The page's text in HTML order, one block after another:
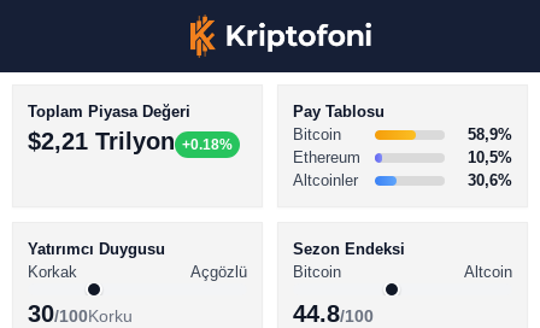
BİTCOİN HABERLERİ
ALTCOİN HABERLERİ
Toplam Piyasa Değeri
$2,21 Trilyon +0.18%
Pay Tablosu
Bitcoin
58,9%
Ethereum
10,5%
Altcoinler
30,6%
Yatırımcı Duygusu
Korkak
Açgözlü
30/100Korku
Sezon Endeksi
Bitcoin
Altcoin
44.8/100